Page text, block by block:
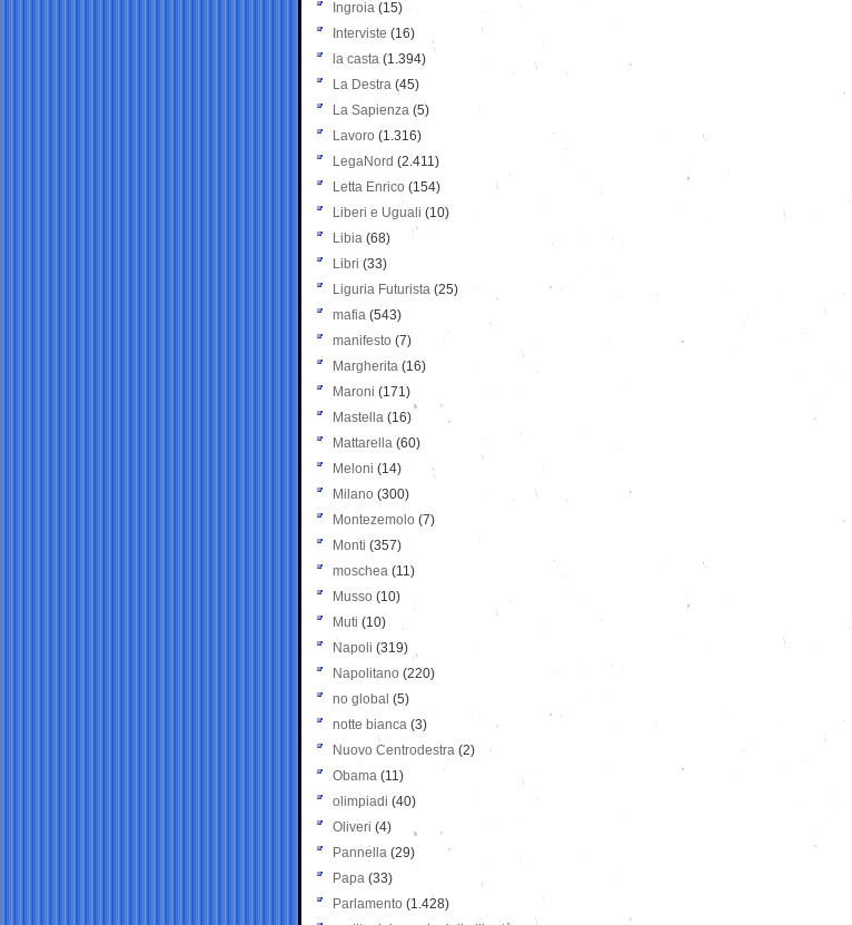
Ingroia (15)
Interviste (16)
la casta (1.394)
La Destra (45)
La Sapienza (5)
Lavoro (1.316)
LegaNord (2.411)
Letta Enrico (154)
Liberi e Uguali (10)
Libia (68)
Libri (33)
Liguria Futurista (25)
mafia (543)
manifesto (7)
Margherita (16)
Maroni (171)
Mastella (16)
Mattarella (60)
Meloni (14)
Milano (300)
Montezemolo (7)
Monti (357)
moschea (11)
Musso (10)
Muti (10)
Napoli (319)
Napolitano (220)
no global (5)
notte bianca (3)
Nuovo Centrodestra (2)
Obama (11)
olimpiadi (40)
Oliveri (4)
Pannella (29)
Papa (33)
Parlamento (1.428)